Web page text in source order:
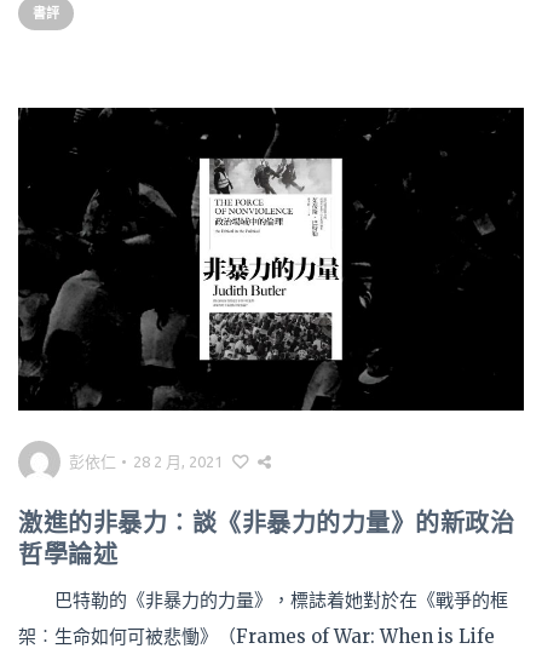
書評
彭依仁 • 28 2 月, 2021
激進的非暴力︰談《非暴力的力量》的新政治
哲學論述
巴特勒的《非暴力的力量》，標誌着她對於在《戰爭的框
架︰生命如何可被悲慟》（Frames of War: When is Life